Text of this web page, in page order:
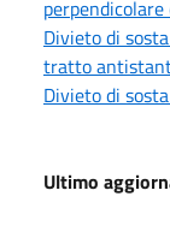
Divieto di
tratto
Divieto di
Ultimo